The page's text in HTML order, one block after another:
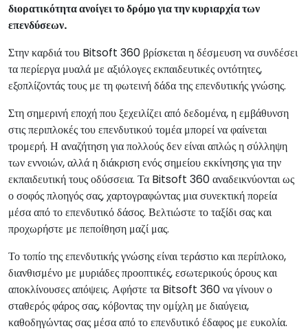
διορατικότητα ανοίγει το δρόμο για την κυριαρχία των
επενδύσεων.
Στην καρδιά του Bitsoft 360 βρίσκεται η δέσμευση να συνδέσει
τα περίεργα μυαλά με αξιόλογες εκπαιδευτικές οντότητες,
εξοπλίζοντάς τους με τη φωτεινή δάδα της επενδυτικής γνώσης.
Στη σημερινή εποχή που ξεχειλίζει από δεδομένα, η εμβάθυνση
στις περιπλοκές του επενδυτικού τομέα μπορεί να φαίνεται
τρομερή. Η αναζήτηση για πολλούς δεν είναι απλώς η σύλληψη
των εννοιών, αλλά η διάκριση ενός σημείου εκκίνησης για την
εκπαιδευτική τους οδύσσεια. Τα Bitsoft 360 αναδεικνύονται ως
ο σοφός πλοηγός σας, χαρτογραφώντας μια συνεκτική πορεία
μέσα από το επενδυτικό δάσος. Βελτιώστε το ταξίδι σας και
προχωρήστε με πεποίθηση μαζί μας.
Το τοπίο της επενδυτικής γνώσης είναι τεράστιο και περίπλοκο,
διανθισμένο με μυριάδες προοπτικές, εσωτερικούς όρους και
αποκλίνουσες απόψεις. Αφήστε τα Bitsoft 360 να γίνουν ο
σταθερός φάρος σας, κόβοντας την ομίχλη με διαύγεια,
καθοδηγώντας σας μέσα από το επενδυτικό έδαφος με ευκολία.